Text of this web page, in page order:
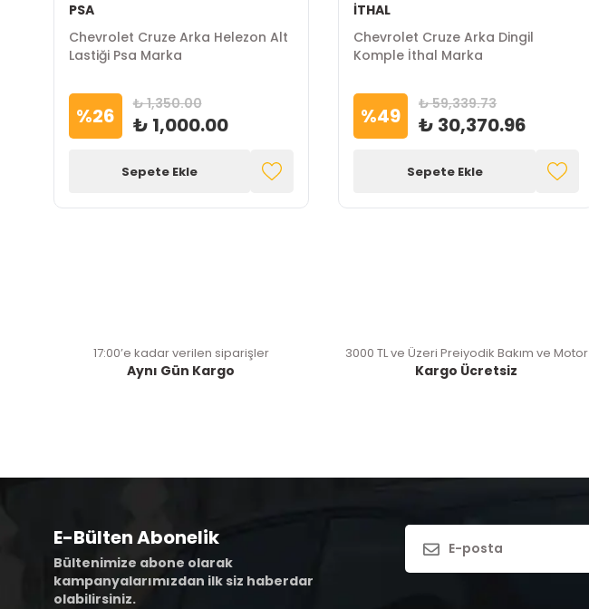
PSA
Chevrolet Cruze Arka Helezon Alt
Lastiği Psa Marka
%26 ₺ 1,350.00
₺ 1,000.00
Sepete Ekle
İTHAL
Chevrolet Cruze Arka Dingil
Komple İthal Marka
%49 ₺ 59,339.73
₺ 30,370.96
Sepete Ekle
17:00’e kadar verilen siparişler
Aynı Gün Kargo
3000 TL ve Üzeri Preiyodik Bakım ve Motor
Kargo Ücretsiz
E-Bülten Abonelik
Bültenimize abone olarak
kampanyalarımızdan ilk siz haberdar
olabilirsiniz.